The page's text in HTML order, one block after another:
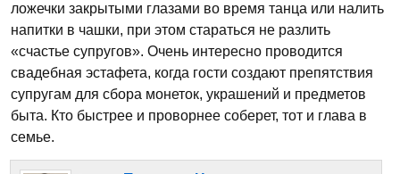
ложечки закрытыми глазами во время танца или налить
напитки в чашки, при этом стараться не разлить
«счастье супругов». Очень интересно проводится
свадебная эстафета, когда гости создают препятствия
супругам для сбора монеток, украшений и предметов
быта. Кто быстрее и проворнее соберет, тот и глава в
семье.